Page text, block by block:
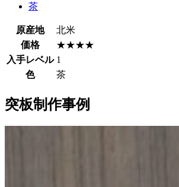
茶
原産地
北米
価格
★★★★
入手レベル 1
色
茶
突板制作事例